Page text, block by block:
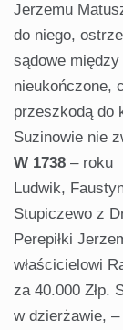
Jerzemu
do niego,
sądowe
nieukończone,
przeszkodą do
Suzinowie nie
W 1738 – roku
Ludwik,
Stupiczewo z
Perepiłki
właścicielowi
za 40.000 Złp.
w dzierżawie,